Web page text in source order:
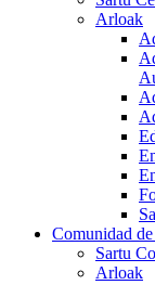
Arloak
Comunidad
Sartu
Arloak